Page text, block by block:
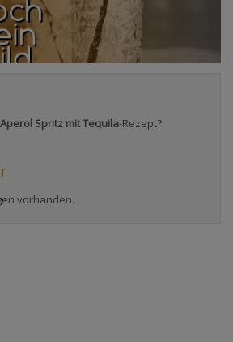
Aperol Spritz mit Tequila-Rezept?
vorhanden.